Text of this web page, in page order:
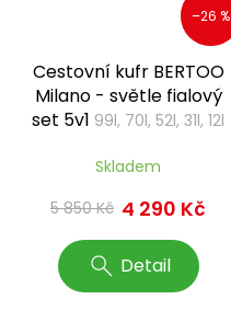
–26 %
Cestovní kufr BERTOO
Milano - světle fialový
set 5v1 99l, 70l, 52l, 31l, 12l
Skladem
5 850 Kč 4 290 Kč
Detail